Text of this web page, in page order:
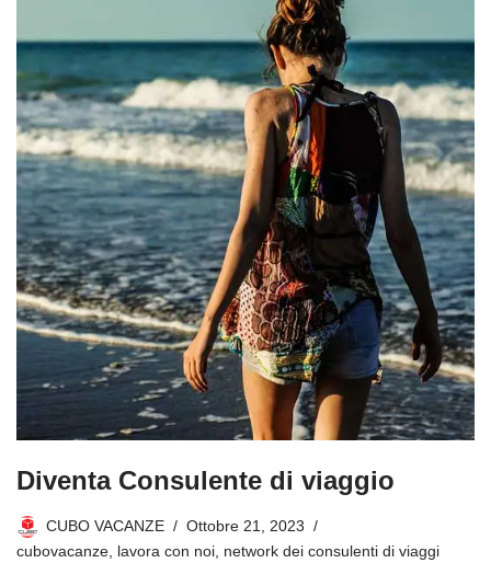
Diventa Consulente di viaggio
CUBO VACANZE
Ottobre 21, 2023
cubovacanze lavora con noi network dei consulenti di viaggi